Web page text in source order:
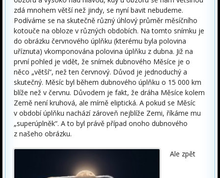
zdá mnohem větší než jindy, se nyní bavit nebudeme.
Podíváme se na skutečně různý úhlový průměr měsíčního
kotouče na obloze v různých obdobích. Na tomto snímku je
do obrázku červnového úplňku (kterému byla polovina
uříznuta) vkomponována polovina úplňku z dubna. Již na
první pohled je vidět, že snímek dubnového Měsíce je o
něco „větší“, než ten červnový. Důvod je jednoduchý a
skutečný. Měsíc byl během dubnového úplňku o 15 000 km
blíže než v červnu. Důvodem je fakt, že dráha Měsíce kolem
Země není kruhová, ale mírně eliptická. A pokud se Měsíc
v období úplňku nachází zároveň nejblíže Zemi, říkáme mu
„superúplněk“. A to byl právě případ onoho dubnového
z našeho obrázku.
Ale zpět